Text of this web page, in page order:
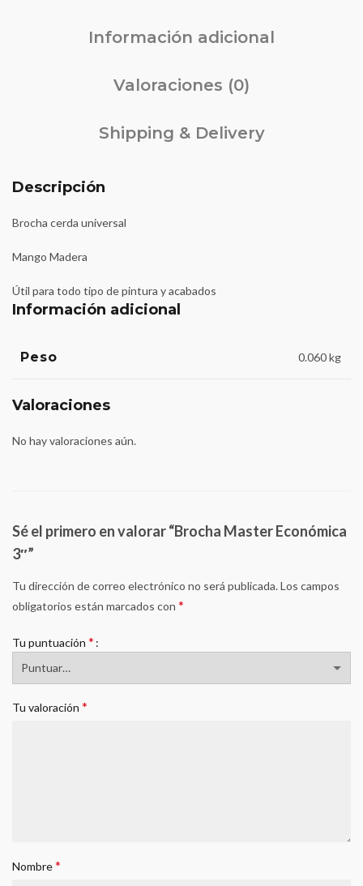
Información adicional
Valoraciones (0)
Shipping & Delivery
Descripción
Brocha cerda universal
Mango Madera
Útil para todo tipo de pintura y acabados
Información adicional
Peso 0.060 kg
Valoraciones
No hay valoraciones aún.
Sé el primero en valorar “Brocha Master Económica
3″”
Tu dirección de correo electrónico no será publicada.Los campos
obligatorios están marcados con *
Tu puntuación *
Tu valoración *
Nombre*